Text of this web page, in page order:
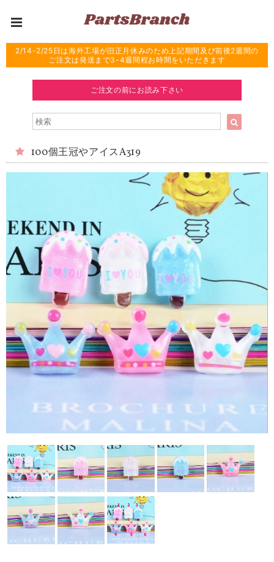
2/14-2/25日は海外工場が旧正月休みのため上記期間及び前後2週間の
ご注文は発送まで3-4週間程お時間をいただきます
ご注文の前にお読み下さい
100個王冠やアイスA319